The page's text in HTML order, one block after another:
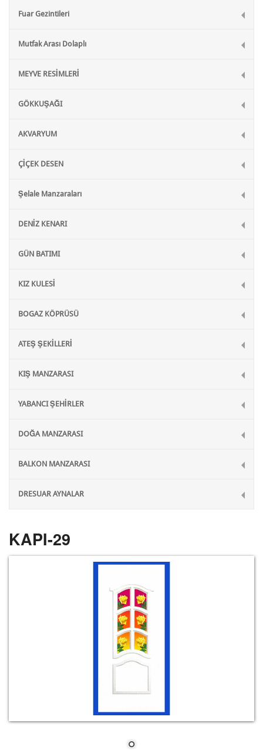
Fuar Gezintileri
Mutfak Arası Dolaplı
MEYVE RESİMLERİ
GÖKKUŞAĞI
AKVARYUM
ÇİÇEK DESEN
Şelale Manzaraları
DENİZ KENARI
GÜN BATIMI
KIZ KULESİ
BOGAZ KÖPRÜSÜ
ATEŞ ŞEKİLLERİ
KIŞ MANZARASI
YABANCI ŞEHİRLER
DOĞA MANZARASI
BALKON MANZARASI
DRESUAR AYNALAR
KAPI-29